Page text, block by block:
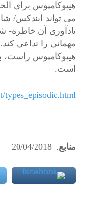
هیپوکامپوس برای
می تواند ایندکس/
یادآوری آن خاطره-
مهمانی را تداعی
هیپوکامپوس راست،
است.
types_episodic.html
منابع. ‏2018‏/04‏/20